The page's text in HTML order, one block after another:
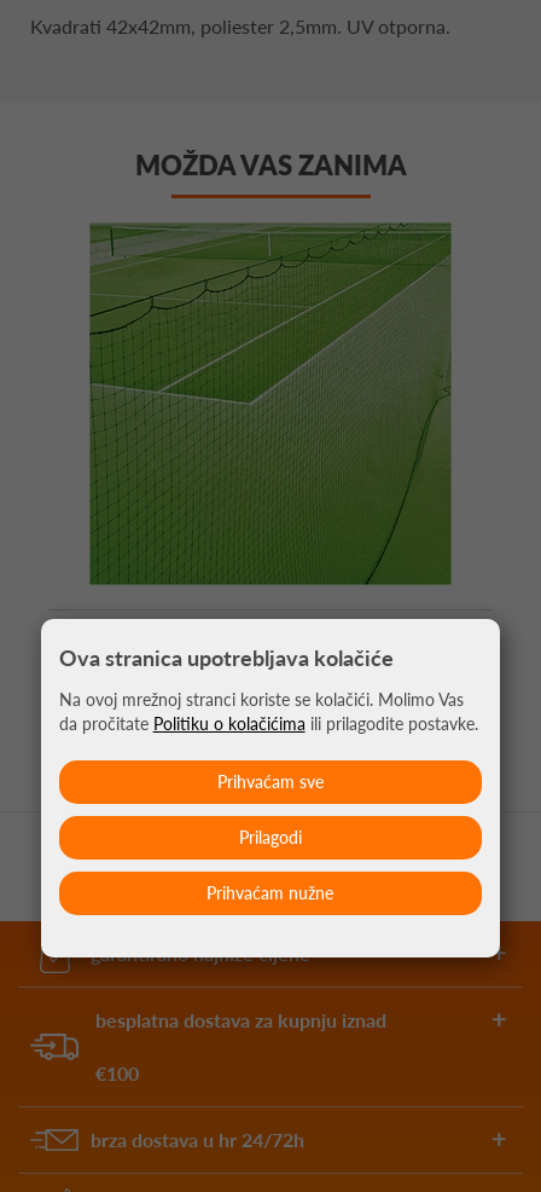
Kvadrati 42x42mm, poliester 2,5mm. UV otporna.
MOŽDA VAS ZANIMA
PREGRADNA MREŽA 2.5X38M (2KOM 2.5X19M)
KOMPLET
705,00 €
garantirano najniže cijene
besplatna dostava za kupnju iznad
€100
brza dostava u hr 24/72h
Ova stranica upotrebljava kolačiće
Na ovoj mrežnoj stranci koriste se kolačići. Molimo Vas
da pročitate Politiku o kolačićima ili prilagodite postavke.
Prihvaćam nužne
Prilagodi
Prihvaćam sve